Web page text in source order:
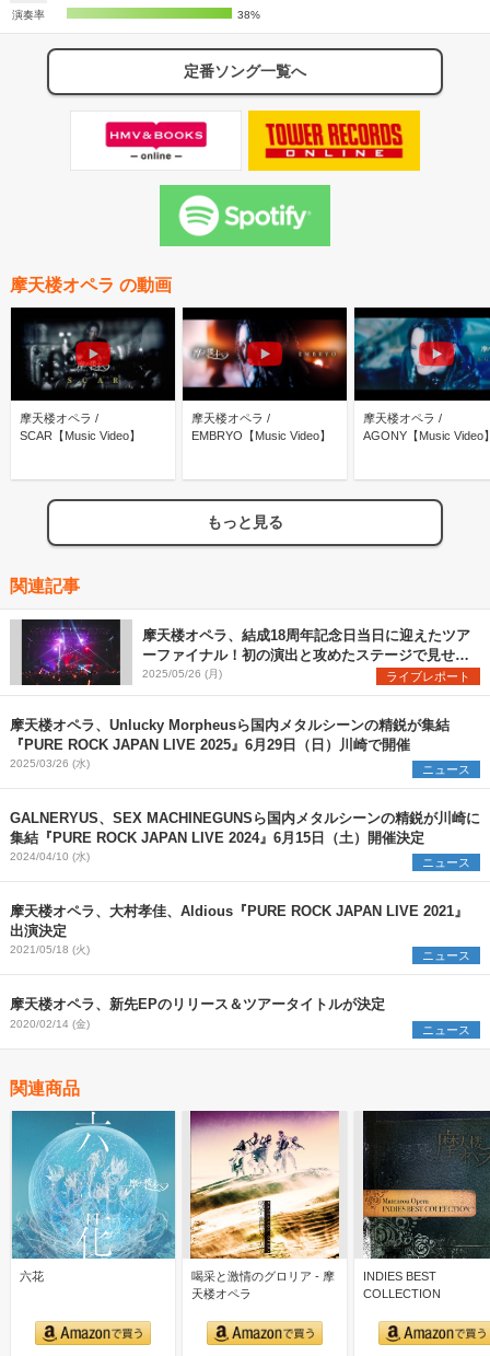
演奏率 38%
定番ソング一覧へ
摩天楼オペラ の動画
摩天楼オペラ /
SCAR【Music Video】
摩天楼オペラ /
EMBRYO【Music Video】
摩天楼オペラ /
AGONY【Music Video
もっと見る
関連記事
摩天楼オペラ、結成18周年記念日当日に迎えたツア
ーファイナル！初の演出と攻めたステージで見せた
さらなる進化
2025/05/26 (月) ライブレポート
摩天楼オペラ、Unlucky Morpheusら国内メタルシーンの精鋭が集結
『PURE ROCK JAPAN LIVE 2025』6月29日（日）川崎で開催
2025/03/26 (水) ニュース
GALNERYUS、SEX MACHINEGUNSら国内メタルシーンの精鋭が川崎に
集結『PURE ROCK JAPAN LIVE 2024』6月15日（土）開催決定
2024/04/10 (水) ニュース
摩天楼オペラ、大村孝佳、Aldious『PURE ROCK JAPAN LIVE 2021』
出演決定
2021/05/18 (火) ニュース
摩天楼オペラ、新先EPのリリース＆ツアータイトルが決定
2020/02/14 (金) ニュース
関連商品
六花
喝采と激情のグロリア - 摩
天楼オペラ
INDIES BEST
COLLECTION